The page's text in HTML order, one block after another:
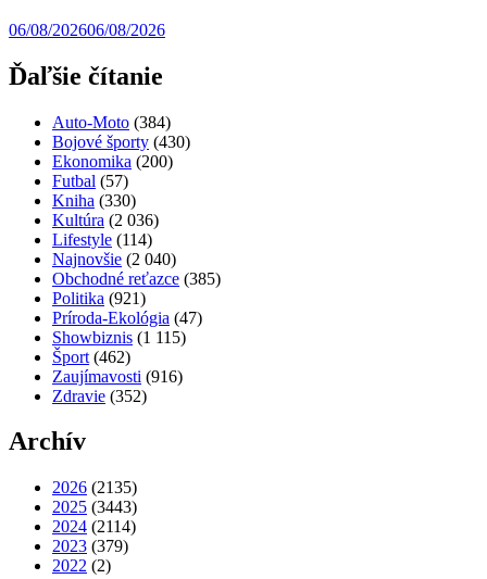
06/08/202606/08/2026
Ďaľšie čítanie
Auto-Moto (384)
Bojové športy (430)
Ekonomika (200)
Futbal (57)
Kniha (330)
Kultúra (2 036)
Lifestyle (114)
Najnovšie (2 040)
Obchodné reťazce (385)
Politika (921)
Príroda-Ekológia (47)
Showbiznis (1 115)
Šport (462)
Zaujímavosti (916)
Zdravie (352)
Archív
2026 (2135)
2025 (3443)
2024 (2114)
2023 (379)
2022 (2)